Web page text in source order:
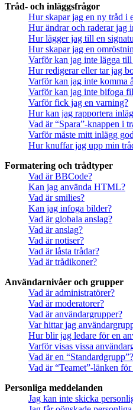
Tråd- och inläggsfrågor
Hur skapar jag en ny tråd i
Hur ändrar och raderar jag
Hur lägger jag till en
Hur skapar jag en
Varför kan jag inte lägga
Hur redigerar eller tar jag
Varför kan jag inte komma
Varför kan jag inte bifoga
Varför fick jag en varning?
Hur kan jag rapportera
Vad är “Spara”-knappen i
Varför måste mitt inlägg
Hur knuffar jag upp min
Formatering och trådtyper
Vad är BBCode?
Kan jag använda HTML?
Vad är smilies?
Kan jag infoga bilder?
Vad är globala anslag?
Vad är anslag?
Vad är notiser?
Vad är låsta trådar?
Vad är trådikoner?
Användarnivåer och grupper
Vad är administratörer?
Vad är moderatorer?
Vad är användargrupper?
Var hittar jag
Hur blir jag ledare för en
Varför visas vissa
Vad är en “Standardgrupp”?
Vad är “Teamet”-länken
Personliga meddelanden
Jag kan inte skicka